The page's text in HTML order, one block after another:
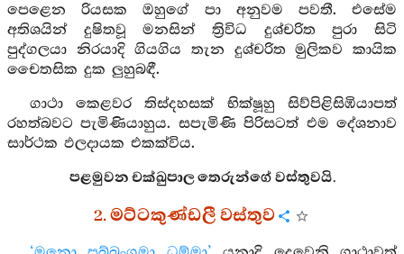
පෙළෙන රියසක ඔහුගේ පා අනුවම පවතී. එසේම
අතිශයින් දුෂිතවූ මනසින් ත්‍රිවිධ දුශ්චරිත පුරා සිටි
පුද්ගලයා නිරයාදි ගියගිය තැන දුශ්චරිත මුලිකව කායික
චෛතසික දුක ලුහුබඳී.
ගාථා කෙළවර තිස්දහසක් භික්ෂූහු සිව්පිළිසිඹියාපත්
රහත්බවට පැමිණියාහුය. සපැමිණි පිරිසටත් එම දේශනාව
සාර්ථක ඵලදායක එකක්විය.
පළමුවන චක්ඛුපාල තෙරුන්ගේ වස්තුවයි.
2. මට්ටකුණ්ඩලී වස්තුව